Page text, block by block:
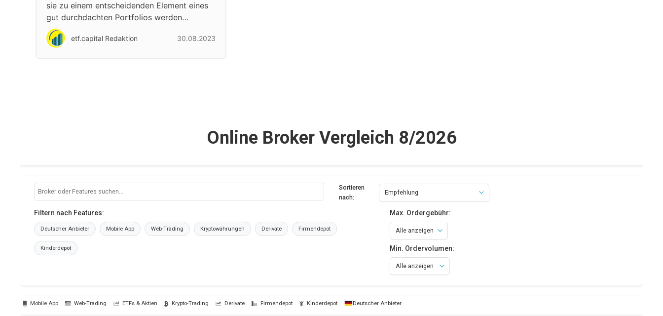
sie zu einem entscheidenden Element eines
gut durchdachten Portfolios werden…
etf.capital Redaktion 30.08.2023